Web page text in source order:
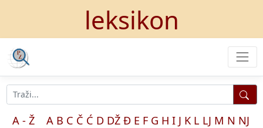
leksikon
A - Ž A B C Č Ć D DŽ Đ E F G H I J K L LJ M N NJ